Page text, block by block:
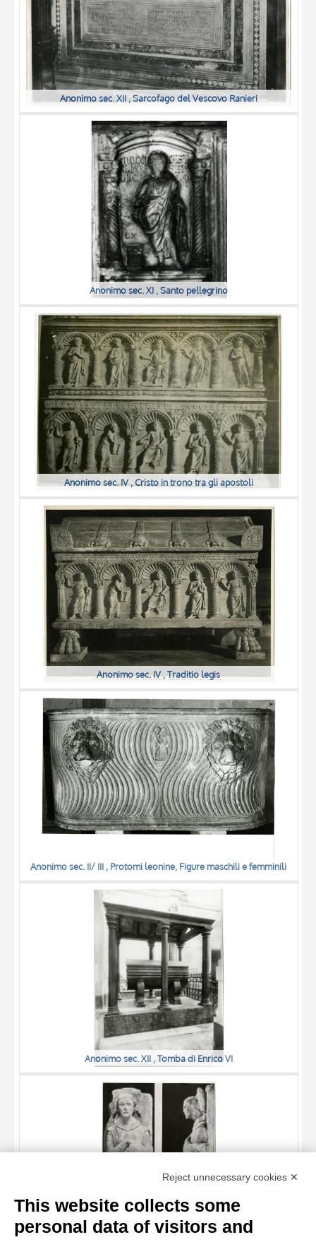
Anonimo sec. XII , Sarcofago del Vescovo Ranieri
Anonimo sec. XI , Santo pellegrino
Anonimo sec. IV , Cristo in trono tra gli apostoli
Anonimo sec. IV , Traditio legis
Anonimo sec. II/ III , Protomi leonine, Figure maschili e femminili
Anonimo sec. XII , Tomba di Enrico VI
OBJECT
LOCATION
Reject unnecessary cookies ✕
This website collects some
personal data of visitors and